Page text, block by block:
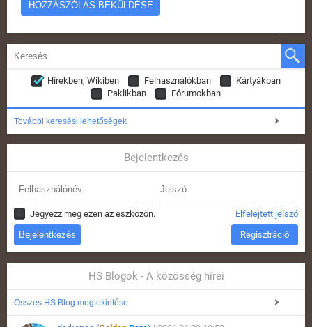
Hírekben, Wikiben Felhasználókban
Kártyákban
Paklikban
Fórumokban
További keresési lehetőségek
Bejelentkezés
Jegyezz meg ezen az eszközön. Elfelejtett jelszó
Regisztráció
HS Blogok - A közösség hírei
Összes HS Blog megtekintése